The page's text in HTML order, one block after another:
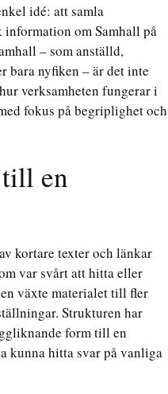
idé: att samla
om Samhall på
– som anställd,
bara nyfiken – är det inte
verksamheten fungerar i
fokus på begriplighet och
en
kortare texter och länkar
var svårt att hitta eller
växte materialet till fler
Strukturen har
form till en
kunna hitta svar på vanliga